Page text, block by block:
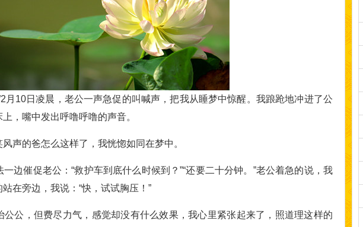
10日凌晨，老公一声急促的叫喊声，把我从睡梦中惊醒。我踉跄地冲进了公
，嘴中发出呼噜呼噜的声音。
声的爸怎么这样了，我恍惚如同在梦中。
边催促老公：“救护车到底什么时候到？”“还要二十分钟。”老公着急的说，我
在旁边，我说：“快，试试胸压！”
公公，但费尽力气，感觉却没有什么效果，我心里紧张起来了，照道理这样的